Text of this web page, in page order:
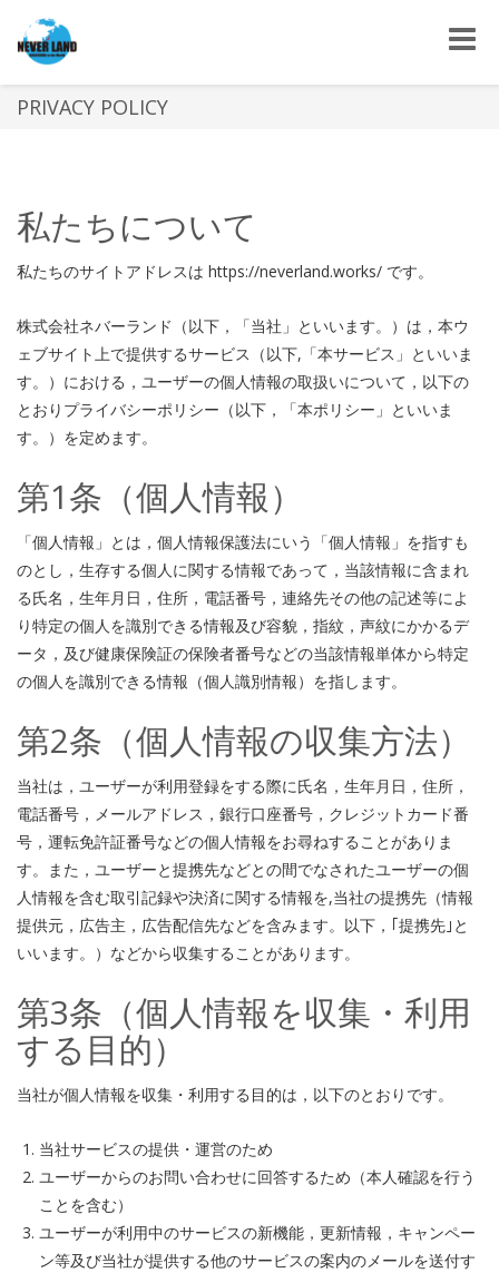
Toggle
PRIVACY POLICY
私たちについて
私たちのサイトアドレスは https://neverland.works/ です。
株式会社ネバーランド（以下，「当社」といいます。）は，本ウ
ェブサイト上で提供するサービス（以下,「本サービス」といいま
す。）における，ユーザーの個人情報の取扱いについて，以下の
とおりプライバシーポリシー（以下，「本ポリシー」といいま
す。）を定めます。
第1条（個人情報）
「個人情報」とは，個人情報保護法にいう「個人情報」を指すも
のとし，生存する個人に関する情報であって，当該情報に含まれ
る氏名，生年月日，住所，電話番号，連絡先その他の記述等によ
り特定の個人を識別できる情報及び容貌，指紋，声紋にかかるデ
ータ，及び健康保険証の保険者番号などの当該情報単体から特定
の個人を識別できる情報（個人識別情報）を指します。
第2条（個人情報の収集方法）
当社は，ユーザーが利用登録をする際に氏名，生年月日，住所，
電話番号，メールアドレス，銀行口座番号，クレジットカード番
号，運転免許証番号などの個人情報をお尋ねすることがありま
す。また，ユーザーと提携先などとの間でなされたユーザーの個
人情報を含む取引記録や決済に関する情報を,当社の提携先（情報
提供元，広告主，広告配信先などを含みます。以下，｢提携先｣と
いいます。）などから収集することがあります。
第3条（個人情報を収集・利用
する目的）
当社が個人情報を収集・利用する目的は，以下のとおりです。
当社サービスの提供・運営のため
ユーザーからのお問い合わせに回答するため（本人確認を行う
ことを含む）
ユーザーが利用中のサービスの新機能，更新情報，キャンペー
ン等及び当社が提供する他のサービスの案内のメールを送付す